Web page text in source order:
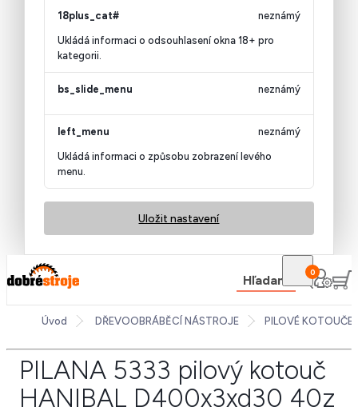
18plus_cat#
Ukládá informaci o odsouhlasení okna 18+ pro
kategorii.
neznámý
bs_slide_menu neznámý
left_menu
Ukládá informaci o způsobu zobrazení levého
menu.
neznámý
Uložit nastavení
Hľadanie
0
Úvod DŘEVOOBRÁBĚCÍ NÁSTROJE PILOVÉ KOTOUČE
PILANA 5333 pilový kotouč
HANIBAL D400x3xd30 40z